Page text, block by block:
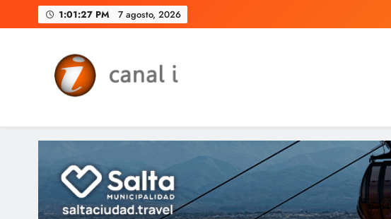
to
1:01:28 PM 7 agosto, 2026
Canal i | Noticias de Salta,